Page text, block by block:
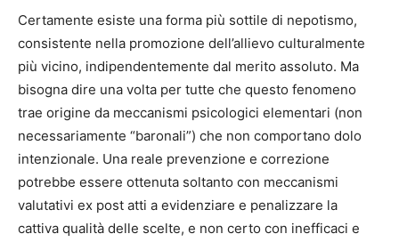
Certamente esiste una forma più sottile di nepotismo,
consistente nella promozione dell’allievo culturalmente
più vicino, indipendentemente dal merito assoluto. Ma
bisogna dire una volta per tutte che questo fenomeno
trae origine da meccanismi psicologici elementari (non
necessariamente “baronali”) che non comportano dolo
intenzionale. Una reale prevenzione e correzione
potrebbe essere ottenuta soltanto con meccanismi
valutativi ex post atti a evidenziare e penalizzare la
cattiva qualità delle scelte, e non certo con inefficaci e